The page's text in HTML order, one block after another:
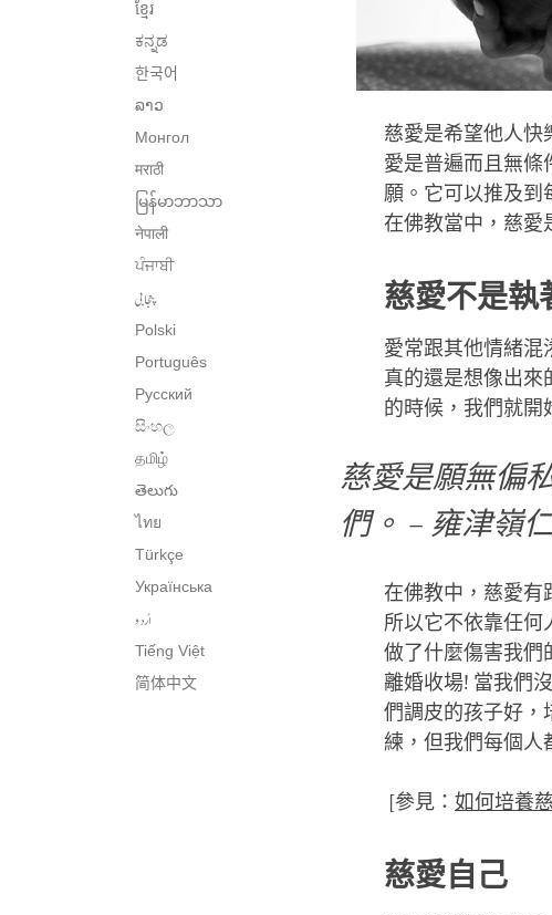
ខ្មែរ
ಕನ್ನಡ
한국어
ລາວ
Монгол
मराठी
မြန်မာဘာသာ
नेपाली
ਪੰਜਾਬੀ
پنجابی
Polski
Português
Русский
සිංහල
தமிழ்
తెలుగు
ไทย
Türkçe
Українська
اُردو
Tiếng Việt
简体中文
慈愛是希望他人快
愛是普遍而且無條
願。它可以推及到
在佛教當中，慈愛
慈愛不是執
愛常跟其他情緒混
真的還是想像出來
的時候，我們就開
慈愛是願無偏
們。 – 雍津嶺
在佛教中，慈愛有
所以它不依靠任何
做了什麼傷害我們
離婚收場! 當我們
們調皮的孩子好，
練，但我們每個人
[參見： 如何培養
慈愛自己